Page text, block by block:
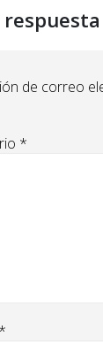
de correo
*
*